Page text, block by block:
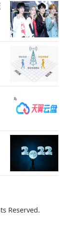
Reserved.